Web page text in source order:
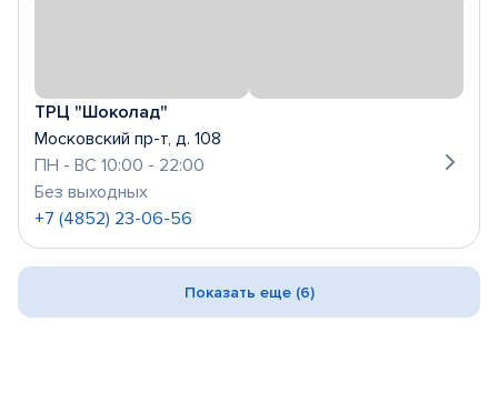
ТРЦ "Шоколад"
Московский пр-т, д. 108
ПН - ВС 10:00 - 22:00
Без выходных
+7 (4852) 23-06-56
Показать еще (6)